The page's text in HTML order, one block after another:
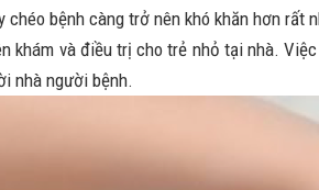
chéo bệnh càng trở nên khó khăn hơn rất
khám và điều trị cho trẻ nhỏ tại nhà. Việc
nhà người bệnh.